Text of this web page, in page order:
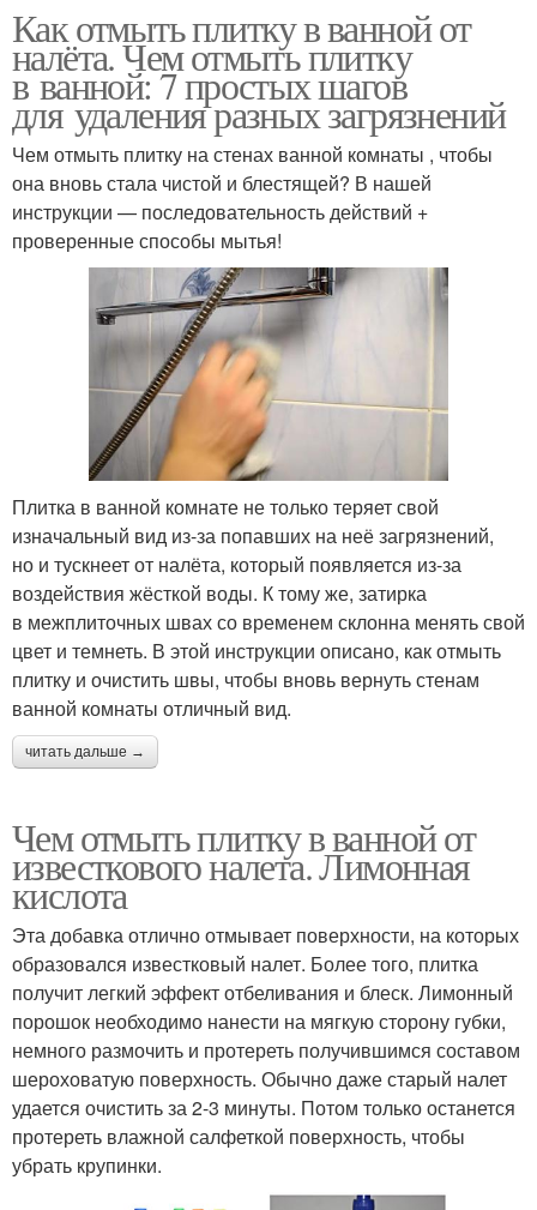
Как отмыть плитку в ванной от
налёта. Чем отмыть плитку
в ванной: 7 простых шагов
для удаления разных загрязнений
Чем отмыть плитку на стенах ванной комнаты , чтобы
она вновь стала чистой и блестящей? В нашей
инструкции — последовательность действий +
проверенные способы мытья!
Плитка в ванной комнате не только теряет свой
изначальный вид из-за попавших на неё загрязнений,
но и тускнеет от налёта, который появляется из-за
воздействия жёсткой воды. К тому же, затирка
в межплиточных швах со временем склонна менять свой
цвет и темнеть. В этой инструкции описано, как отмыть
плитку и очистить швы, чтобы вновь вернуть стенам
ванной комнаты отличный вид.
читать дальше →
Чем отмыть плитку в ванной от
известкового налета. Лимонная
кислота
Эта добавка отлично отмывает поверхности, на которых
образовался известковый налет. Более того, плитка
получит легкий эффект отбеливания и блеск. Лимонный
порошок необходимо нанести на мягкую сторону губки,
немного размочить и протереть получившимся составом
шероховатую поверхность. Обычно даже старый налет
удается очистить за 2-3 минуты. Потом только останется
протереть влажной салфеткой поверхность, чтобы
убрать крупинки.